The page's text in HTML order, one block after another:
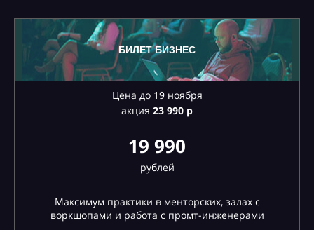
БИЛЕТ БИЗНЕС
Цена до 19 ноября
акция 23990 р
19 990
рублей
Максимум практики в менторских, залах с
воркшопами и работа с промт-инженерами